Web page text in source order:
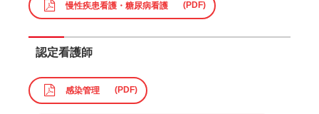
慢性疾患看護・糖尿病看護
認定看護師
感染管理